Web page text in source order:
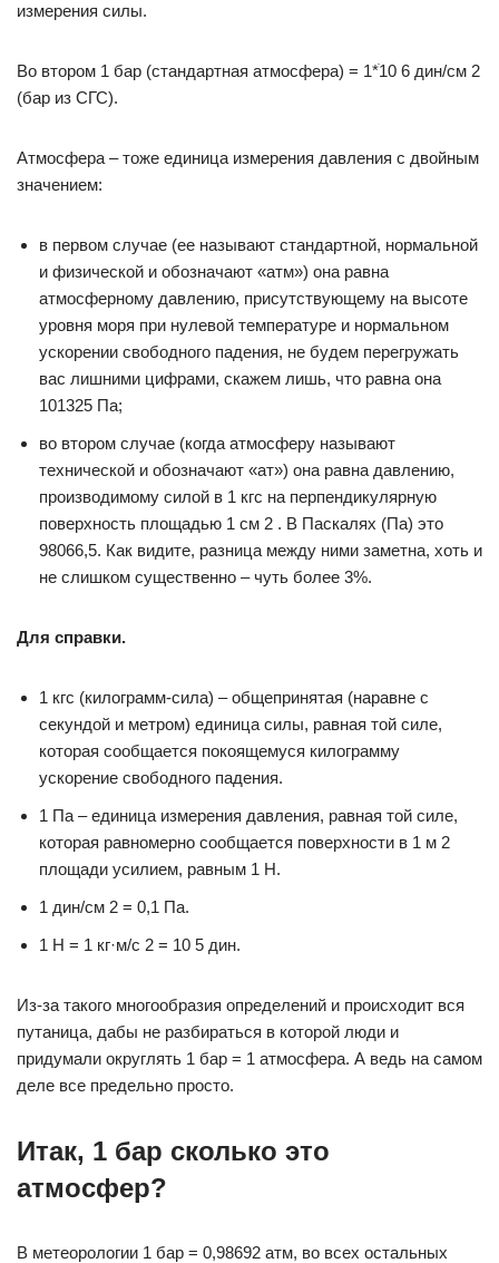
измерения силы.
Во втором 1 бар (стандартная атмосфера) = 1*ֹ10 6 дин/см 2
(бар из СГС).
Атмосфера – тоже единица измерения давления с двойным
значением:
в первом случае (ее называют стандартной, нормальной
и физической и обозначают «атм») она равна
атмосферному давлению, присутствующему на высоте
уровня моря при нулевой температуре и нормальном
ускорении свободного падения, не будем перегружать
вас лишними цифрами, скажем лишь, что равна она
101325 Па;
во втором случае (когда атмосферу называют
технической и обозначают «ат») она равна давлению,
производимому силой в 1 кгс на перпендикулярную
поверхность площадью 1 см 2 . В Паскалях (Па) это
98066,5. Как видите, разница между ними заметна, хоть и
не слишком существенно – чуть более 3%.
Для справки.
1 кгс (килограмм-сила) – общепринятая (наравне с
секундой и метром) единица силы, равная той силе,
которая сообщается покоящемуся килограмму
ускорение свободного падения.
1 Па – единица измерения давления, равная той силе,
которая равномерно сообщается поверхности в 1 м 2
площади усилием, равным 1 Н.
1 дин/см 2 = 0,1 Па.
1 Н = 1 кг·м/с 2 = 10 5 дин.
Из-за такого многообразия определений и происходит вся
путаница, дабы не разбираться в которой люди и
придумали округлять 1 бар = 1 атмосфера. А ведь на самом
деле все предельно просто.
Итак, 1 бар сколько это
атмосфер?
В метеорологии 1 бар = 0,98692 атм, во всех остальных